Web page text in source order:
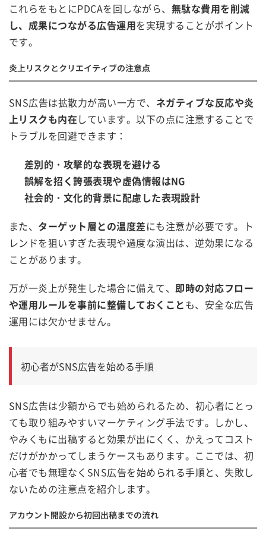
これらをもとにPDCAを回しながら、 無駄な費用を削減
し、成果につながる広告運用を実現することがポイント
です。
炎上リスクとクリエイティブの注意点
SNS広告は拡散力が高い一方で、 ネガティブな反応や炎
上リスクも内在しています。以下の点に注意することで
トラブルを回避できます：
差別的・攻撃的な表現を避ける
誤解を招く誇張表現や虚偽情報はNG
社会的・文化的背景に配慮した表現設計
また、 ターゲット層との温度差にも注意が必要です。ト
レンドを狙いすぎた表現や過度な演出は、逆効果になる
ことがあります。
万が一炎上が発生した場合に備えて、 即時の対応フロー
や運用ルールを事前に整備しておくことも、安全な広告
運用には欠かせません。
初心者がSNS広告を始める手順
SNS広告は少額からでも始められるため、初心者にとっ
ても取り組みやすいマーケティング手法です。しかし、
やみくもに出稿すると効果が出にくく、かえってコスト
だけがかかってしまうケースもあります。ここでは、初
心者でも無理なくSNS広告を始められる手順と、失敗し
ないための注意点を紹介します。
アカウント開設から初回出稿までの流れ